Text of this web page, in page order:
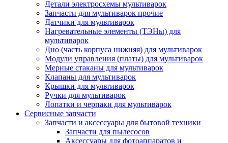
Детали электросхемы мультиварок
Запчасти для мультиварок прочие
Датчики для мультиварок
Нагревательные элементы (ТЭНы) для
мультиварок
Дно (часть корпуса нижняя) для мультиварок
Модули управления (платы) для мультиварок
Мерные стаканы для мультиварок
Клапаны для мультиварок
Крышки для мультиварок
Ручки для мультиварок
Лопатки и черпаки для мультиварок
Сервисные запчасти
Запчасти и аксессуары для бытовой техники
Запчасти для пылесосов
Аксессуары для фотоаппаратов и